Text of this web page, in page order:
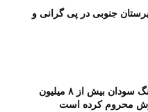
جنوبی در پی گرانی و
سازمان ملل: جنگ سودان بیش از ۸ میلیون
محروم کرده است